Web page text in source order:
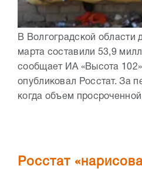
В Волгоградской области
марта составили 53,9
сообщает ИА «Высота
опубликовал Росстат. За
когда объем
Росстат